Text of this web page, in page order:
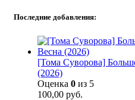
Последние добавления:
[Тома Суворова]
(2026)
Оценка 0 из 5
100,00 руб.